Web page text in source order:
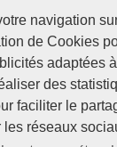
navigation
de Cookies
adaptées
des
faciliter le
réseaux
85 52 93
via notre newsletter